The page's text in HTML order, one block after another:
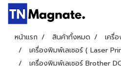
หน้าแรก สินค้าทั้งหมด
เครื่
เครื่องพิมพ์เลเซอร์ ( Laser
เครื่องพิมพ์เลเซอร์ Brother